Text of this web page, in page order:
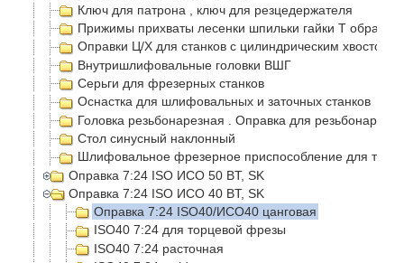
Ключ для патрона , ключ для резцедержателя
Прижимы прихваты лесенки шпильки гайки Т
Оправки Ц/Х для станков с цилиндрическим
Внутришлифовальные головки ВШГ
Серьги для фрезерных станков
Оснастка для шлифовальных и заточных станков
Головка резьбонарезная . Оправка для
Стол синусный наклонный
Шлифовальное фрезерное приспособление для
Оправка 7:24 ISO ИСО 50 BT, SK
Оправка 7:24 ISO ИСО 40 BT, SK
Оправка 7:24 ISO40/ИСО40 цанговая
ISO40 7:24 для торцевой фрезы
ISO40 7:24 расточная